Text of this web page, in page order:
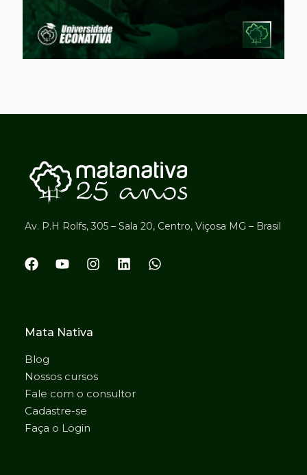
Av. P.H Rolfs, 305 – Sala 20, Centro, Viçosa MG – Brasil
Mata Nativa
Blog
Nossos cursos
Fale com o consultor
Cadastre-se
Faça o Login